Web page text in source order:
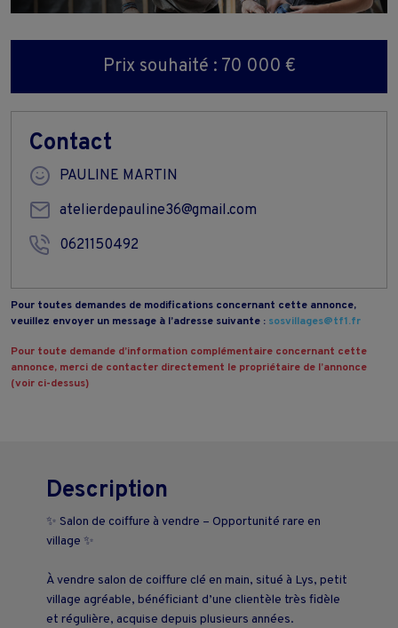
Prix souhaité : 70 000 €
Contact
PAULINE MARTIN
atelierdepauline36@gmail.com
0621150492
Pour toutes demandes de modifications concernant cette annonce,
veuillez envoyer un message à l’adresse suivante : sosvillages@tf1.fr
Pour toute demande d’information complémentaire concernant cette
annonce, merci de contacter directement le propriétaire de l’annonce
(voir ci-dessus)
Description
✨ Salon de coiffure à vendre – Opportunité rare en
village ✨
À vendre salon de coiffure clé en main, situé à Lys, petit
village agréable, bénéficiant d’une clientèle très fidèle
et régulière, acquise depuis plusieurs années.